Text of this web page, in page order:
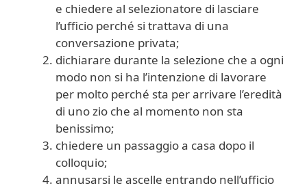
e chiedere al selezionatore di lasciare
l’ufficio perché si trattava di una
conversazione privata;
dichiarare durante la selezione che a ogni
modo non si ha l’intenzione di lavorare
per molto perché sta per arrivare l’eredità
di uno zio che al momento non sta
benissimo;
chiedere un passaggio a casa dopo il
colloquio;
annusarsi le ascelle entrando nell’ufficio